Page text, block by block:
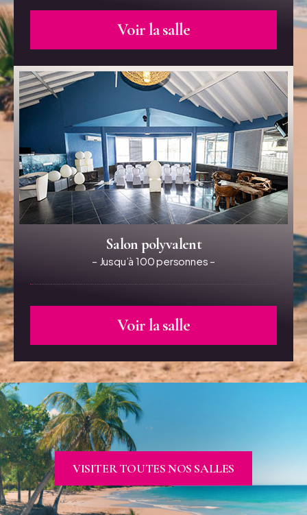
Voir la salle
Salon polyvalent
– Jusqu’à 100 personnes –
Voir la salle
VISITER TOUTES NOS SALLES